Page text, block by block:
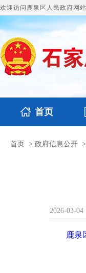
欢迎访问鹿泉区人民政府网站
首页
国务要闻
首页 > 政府信息公开 >
2026-03-04
鹿泉